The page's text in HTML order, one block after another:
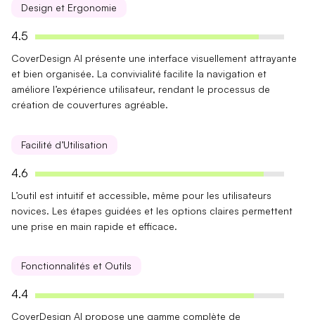
Design et Ergonomie
4.5
CoverDesign AI présente une interface visuellement attrayante
et bien organisée. La convivialité facilite la navigation et
améliore l’expérience utilisateur, rendant le processus de
création de couvertures agréable.
Facilité d’Utilisation
4.6
L’outil est intuitif et accessible, même pour les utilisateurs
novices. Les étapes guidées et les options claires permettent
une prise en main rapide et efficace.
Fonctionnalités et Outils
4.4
CoverDesign AI propose une gamme complète de